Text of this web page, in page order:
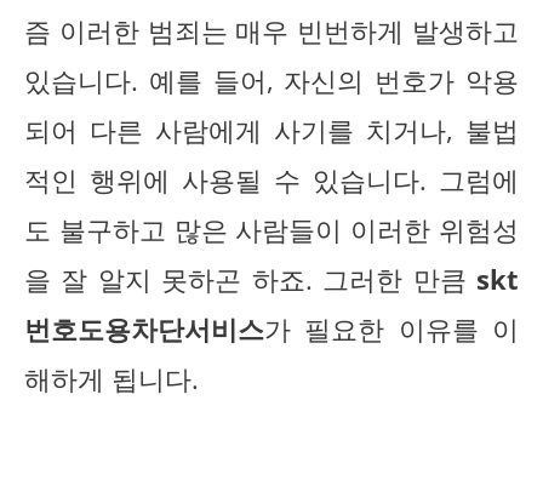
즘 이러한 범죄는 매우 빈번하게 발생하고
있습니다. 예를 들어, 자신의 번호가 악용
되어 다른 사람에게 사기를 치거나, 불법
적인 행위에 사용될 수 있습니다. 그럼에
도 불구하고 많은 사람들이 이러한 위험성
을 잘 알지 못하곤 하죠. 그러한 만큼 skt
번호도용차단서비스가 필요한 이유를 이
해하게 됩니다.